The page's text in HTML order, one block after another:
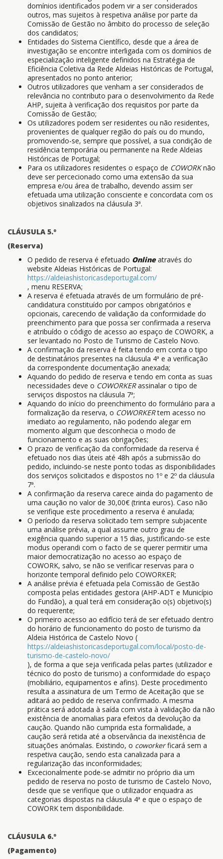
domínios identificados podem vir a ser considerados
outros, mas sujeitos à respetiva análise por parte da
Comissão de Gestão no âmbito do processo de seleção
dos candidatos;
Entidades do Sistema Científico, desde que a área de
investigação se encontre interligada com os domínios de
especialização inteligente definidos na Estratégia de
Eficiência Coletiva da Rede Aldeias Históricas de Portugal,
apresentados no ponto anterior;
Outros utilizadores que venham a ser considerados de
relevância no contributo para o desenvolvimento da Rede
AHP, sujeita à verificação dos requisitos por parte da
Comissão de Gestão;
Os utilizadores podem ser residentes ou não residentes,
provenientes de qualquer região do país ou do mundo,
promovendo-se, sempre que possível, a sua condição de
residência temporária ou permanente na Rede Aldeias
Históricas de Portugal;
Para os utilizadores residentes o espaço de COWORKnão
deve ser percecionado como uma extensão da sua
empresa e/ou área de trabalho, devendo assim ser
efetuada uma utilização consciente e concordata com os
objetivos sinalizados na cláusula 3ª.
CLÁUSULA 5.º
(Reserva)
O pedido de reserva é efetuado Onlineatravés do
website Aldeias Históricas de Portugal:
https://aldeiashistoricasdeportugal.com/
, menu RESERVA;
A reserva é efetuada através de um formulário de pré-
candidatura constituído por campos obrigatórios e
opcionais, carecendo de validação da conformidade do
preenchimento para que possa ser confirmada a reserva
e atribuído o código de acesso ao espaço de COWORK, a
ser levantado no Posto de Turismo de Castelo Novo.
A confirmação da reserva é feita tendo em conta o tipo
de destinatários presentes na cláusula 4ª e a verificação
da correspondente documentação anexada;
Aquando do pedido de reserva e tendo em conta as suas
necessidades deve o COWORKERassinalar o tipo de
serviços dispostos na cláusula 7ª;
Aquando do início do preenchimento do formulário para a
formalização da reserva, o COWORKERtem acesso no
imediato ao regulamento, não podendo alegar em
momento algum que desconhecia o modo de
funcionamento e as suas obrigações;
O prazo de verificação da conformidade da reserva é
efetuado nos dias úteis até 48h após a submissão do
pedido, incluindo-se neste ponto todas as disponibilidades
dos serviços solicitados e dispostos no 1º e 2º da cláusula
7ª.
A confirmação da reserva carece ainda do pagamento de
uma caução no valor de 30,00€ (trinta euros). Caso não
se verifique este procedimento a reserva é anulada;
O período da reserva solicitado tem sempre subjacente
uma análise prévia, a qual assume outro grau de
exigência quando superior a 15 dias, justificando-se este
modus operandi com o facto de se querer permitir uma
maior democratização no acesso ao espaço de
COWORK, salvo, se não se verificar reservas para o
horizonte temporal definido pelo COWORKER;
A análise prévia é efetuada pela Comissão de Gestão
composta pelas entidades gestora (AHP-ADT e Município
do Fundão), a qual terá em consideração o(s) objetivo(s)
do requerente;
O primeiro acesso ao edifício terá de ser efetuado dentro
do horário de funcionamento do posto de turismo da
Aldeia Histórica de Castelo Novo (
https://aldeiashistoricasdeportugal.com/local/posto-de-
turismo-de-castelo-novo/
), de forma a que seja verificada pelas partes (utilizador e
técnico do posto de turismo) a conformidade do espaço
(mobiliário, equipamentos e afins). Deste procedimento
resulta a assinatura de um Termo de Aceitação que se
aditará ao pedido de reserva confirmado. A mesma
prática será adotada à saída com vista à validação da não
existência de anomalias para efeitos da devolução da
caução. Quando não cumprida esta formalidade, a
caução será retida até a observância da inexistência de
situações anómalas. Existindo, o coworkerficará sem a
respetiva caução, sendo esta canalizada para a
regularização das inconformidades;
Excecionalmente pode-se admitir no próprio dia um
pedido de reserva no posto de turismo de Castelo Novo,
desde que se verifique que o utilizador enquadra as
categorias dispostas na cláusula 4ª e que o espaço de
COWORK tem disponibilidade.
CLÁUSULA 6.º
(Pagamento)